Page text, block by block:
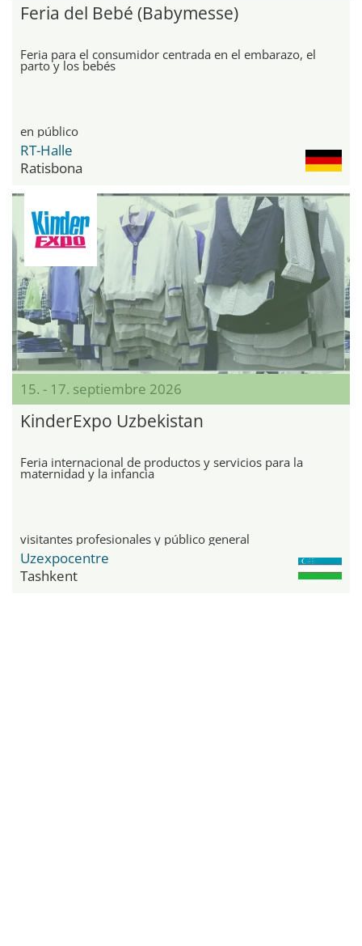
Feria del Bebé (Babymesse)
Feria para el consumidor centrada en el embarazo, el
parto y los bebés
en público
RT-Halle
Ratisbona
15. - 17. septiembre 2026
KinderExpo Uzbekistan
Feria internacional de productos y servicios para la
maternidad y la infancia
visitantes profesionales y público general
Uzexpocentre
Tashkent